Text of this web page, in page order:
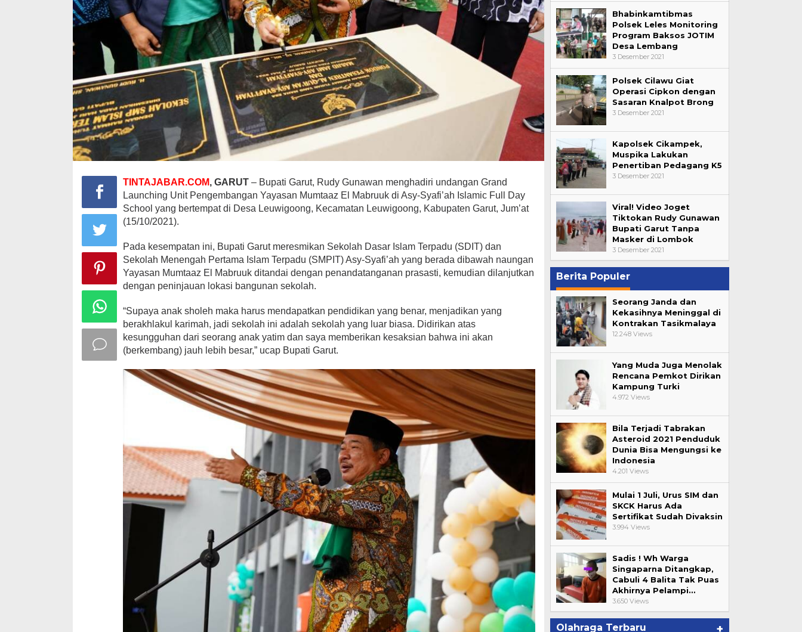
TINTAJABAR.COM, GARUT – Bupati Garut, Rudy Gunawan menghadiri undangan Grand
Launching Unit Pengembangan Yayasan Mumtaaz El Mabruuk di Asy-Syafi’ah Islamic Full Day
School yang bertempat di Desa Leuwigoong, Kecamatan Leuwigoong, Kabupaten Garut, Jum’at
(15/10/2021).
Pada kesempatan ini, Bupati Garut meresmikan Sekolah Dasar Islam Terpadu (SDIT) dan
Sekolah Menengah Pertama Islam Terpadu (SMPIT) Asy-Syafi’ah yang berada dibawah naungan
Yayasan Mumtaaz El Mabruuk ditandai dengan penandatanganan prasasti, kemudian dilanjutkan
dengan peninjauan lokasi bangunan sekolah.
“Supaya anak sholeh maka harus mendapatkan pendidikan yang benar, menjadikan yang
berakhlakul karimah, jadi sekolah ini adalah sekolah yang luar biasa. Didirikan atas
kesungguhan dari seorang anak yatim dan saya memberikan kesaksian bahwa ini akan
(berkembang) jauh lebih besar,” ucap Bupati Garut.
Bhabinkamtibmas
Polsek Leles Monitoring
Program Baksos JOTIM
Desa Lembang
3 Desember 2021
Polsek Cilawu Giat
Operasi Cipkon dengan
Sasaran Knalpot Brong
3 Desember 2021
Kapolsek Cikampek,
Muspika Lakukan
Penertiban Pedagang K5
3 Desember 2021
Viral! Video Joget
Tiktokan Rudy Gunawan
Bupati Garut Tanpa
Masker di Lombok
3 Desember 2021
Berita Populer
Seorang Janda dan
Kekasihnya Meninggal di
Kontrakan Tasikmalaya
12.248 Views
Yang Muda Juga Menolak
Rencana Pemkot Dirikan
Kampung Turki
4.972 Views
Bila Terjadi Tabrakan
Asteroid 2021 Penduduk
Dunia Bisa Mengungsi ke
Indonesia
4.201 Views
Mulai 1 Juli, Urus SIM dan
SKCK Harus Ada
Sertifikat Sudah Divaksin
3.994 Views
Sadis ! Wh Warga
Singaparna Ditangkap,
Cabuli 4 Balita Tak Puas
Akhirnya Pelampi…
3.650 Views
Olahraga Terbaru +